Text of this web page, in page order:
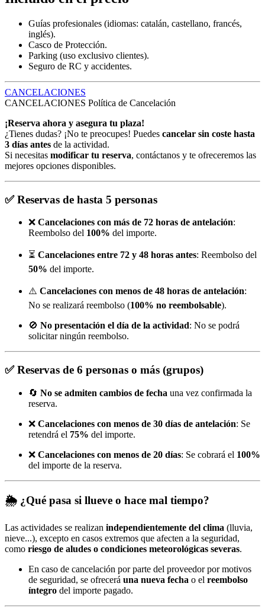
Guías profesionales (idiomas: catalán, castellano, francés,
inglés).
Casco de Protección.
Parking (uso exclusivo clientes).
Seguro de RC y accidentes.
CANCELACIONES
CANCELACIONES Política de Cancelación
¡Reserva ahora y asegura tu plaza!
¿Tienes dudas? ¡No te preocupes! Puedes cancelar sin coste hasta
3 días antes de la actividad.
Si necesitas modificar tu reserva, contáctanos y te ofreceremos las
mejores opciones disponibles.
✅Reservas de hasta 5 personas
❌ Cancelaciones con más de 72 horas de antelación:
Reembolso del 100% del importe.
⏳ Cancelaciones entre 72 y 48 horas antes: Reembolso del
50% del importe.
⚠️ Cancelaciones con menos de 48 horas de antelación:
No se realizará reembolso (100% no reembolsable).
🚫 No presentación el día de la actividad: No se podrá
solicitar ningún reembolso.
✅Reservas de 6 personas o más (grupos)
🔄 No se admiten cambios de fecha una vez confirmada la
reserva.
❌ Cancelaciones con menos de 30 días de antelación: Se
retendrá el 75% del importe.
❌ Cancelaciones con menos de 20 días: Se cobrará el 100%
del importe de la reserva.
🌦️ ¿Qué pasa si llueve o hace mal tiempo?
Las actividades se realizan independientemente del clima (lluvia,
nieve...), excepto en casos extremos que afecten a la seguridad,
como riesgo de aludes o condiciones meteorológicas severas.
En caso de cancelación por parte del proveedor por motivos
de seguridad, se ofrecerá una nueva fecha o el reembolso
íntegro del importe pagado.